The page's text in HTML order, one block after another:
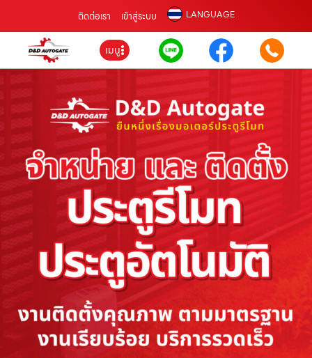
ติดต่อเรา เข้าสู่ระบบ LANGUAGE
เมนู